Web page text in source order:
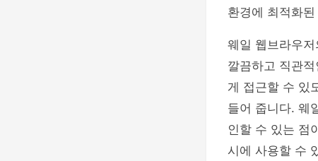
환경에 최적화
웨일 웹브라우
깔끔하고 직관
게 접근할 수 있
들어 줍니다. 웨
인할 수 있는 점
시에 사용할 수